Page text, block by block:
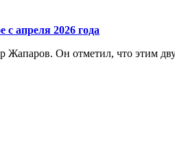
апреля 2026 года
Жапаров. Он отметил, что этим